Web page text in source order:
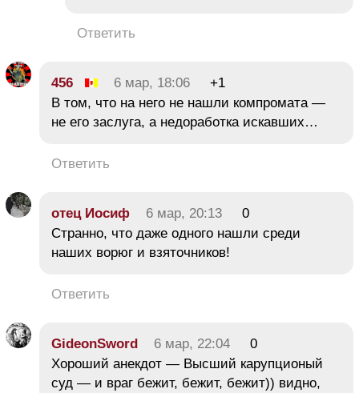
Ответить
456 6 мар, 18:06
+1
В том, что на него не нашли компромата —
не его заслуга, а недоработка искавших…
Ответить
отец Иосиф 6 мар, 20:13
0
Странно, что даже одного нашли среди
наших ворюг и взяточников!
Ответить
GideonSword 6 мар, 22:04
0
Хороший анекдот — Высший карупционый
суд — и враг бежит, бежит, бежит)) видно,